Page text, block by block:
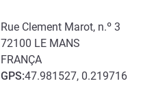
Rue Clement Marot, n.º 3
72100 LE MANS
FRANÇA
GPS:47.981527, 0.219716